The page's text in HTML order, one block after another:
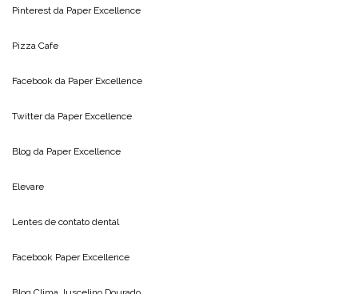
Pinterest da Paper Excellence
Pizza Cafe
Facebook da Paper Excellence
Twitter da Paper Excellence
Blog da Paper Excellence
Elevare
Lentes de contato dental
Facebook Paper Excellence